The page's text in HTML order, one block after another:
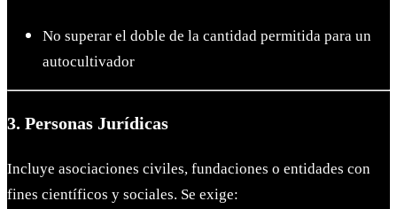
No superar el doble de la cantidad permitida para un
autocultivador
3. Personas Jurídicas
Incluye asociaciones civiles, fundaciones o entidades con
fines científicos y sociales. Se exige: